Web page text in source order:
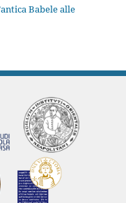
Babele alle